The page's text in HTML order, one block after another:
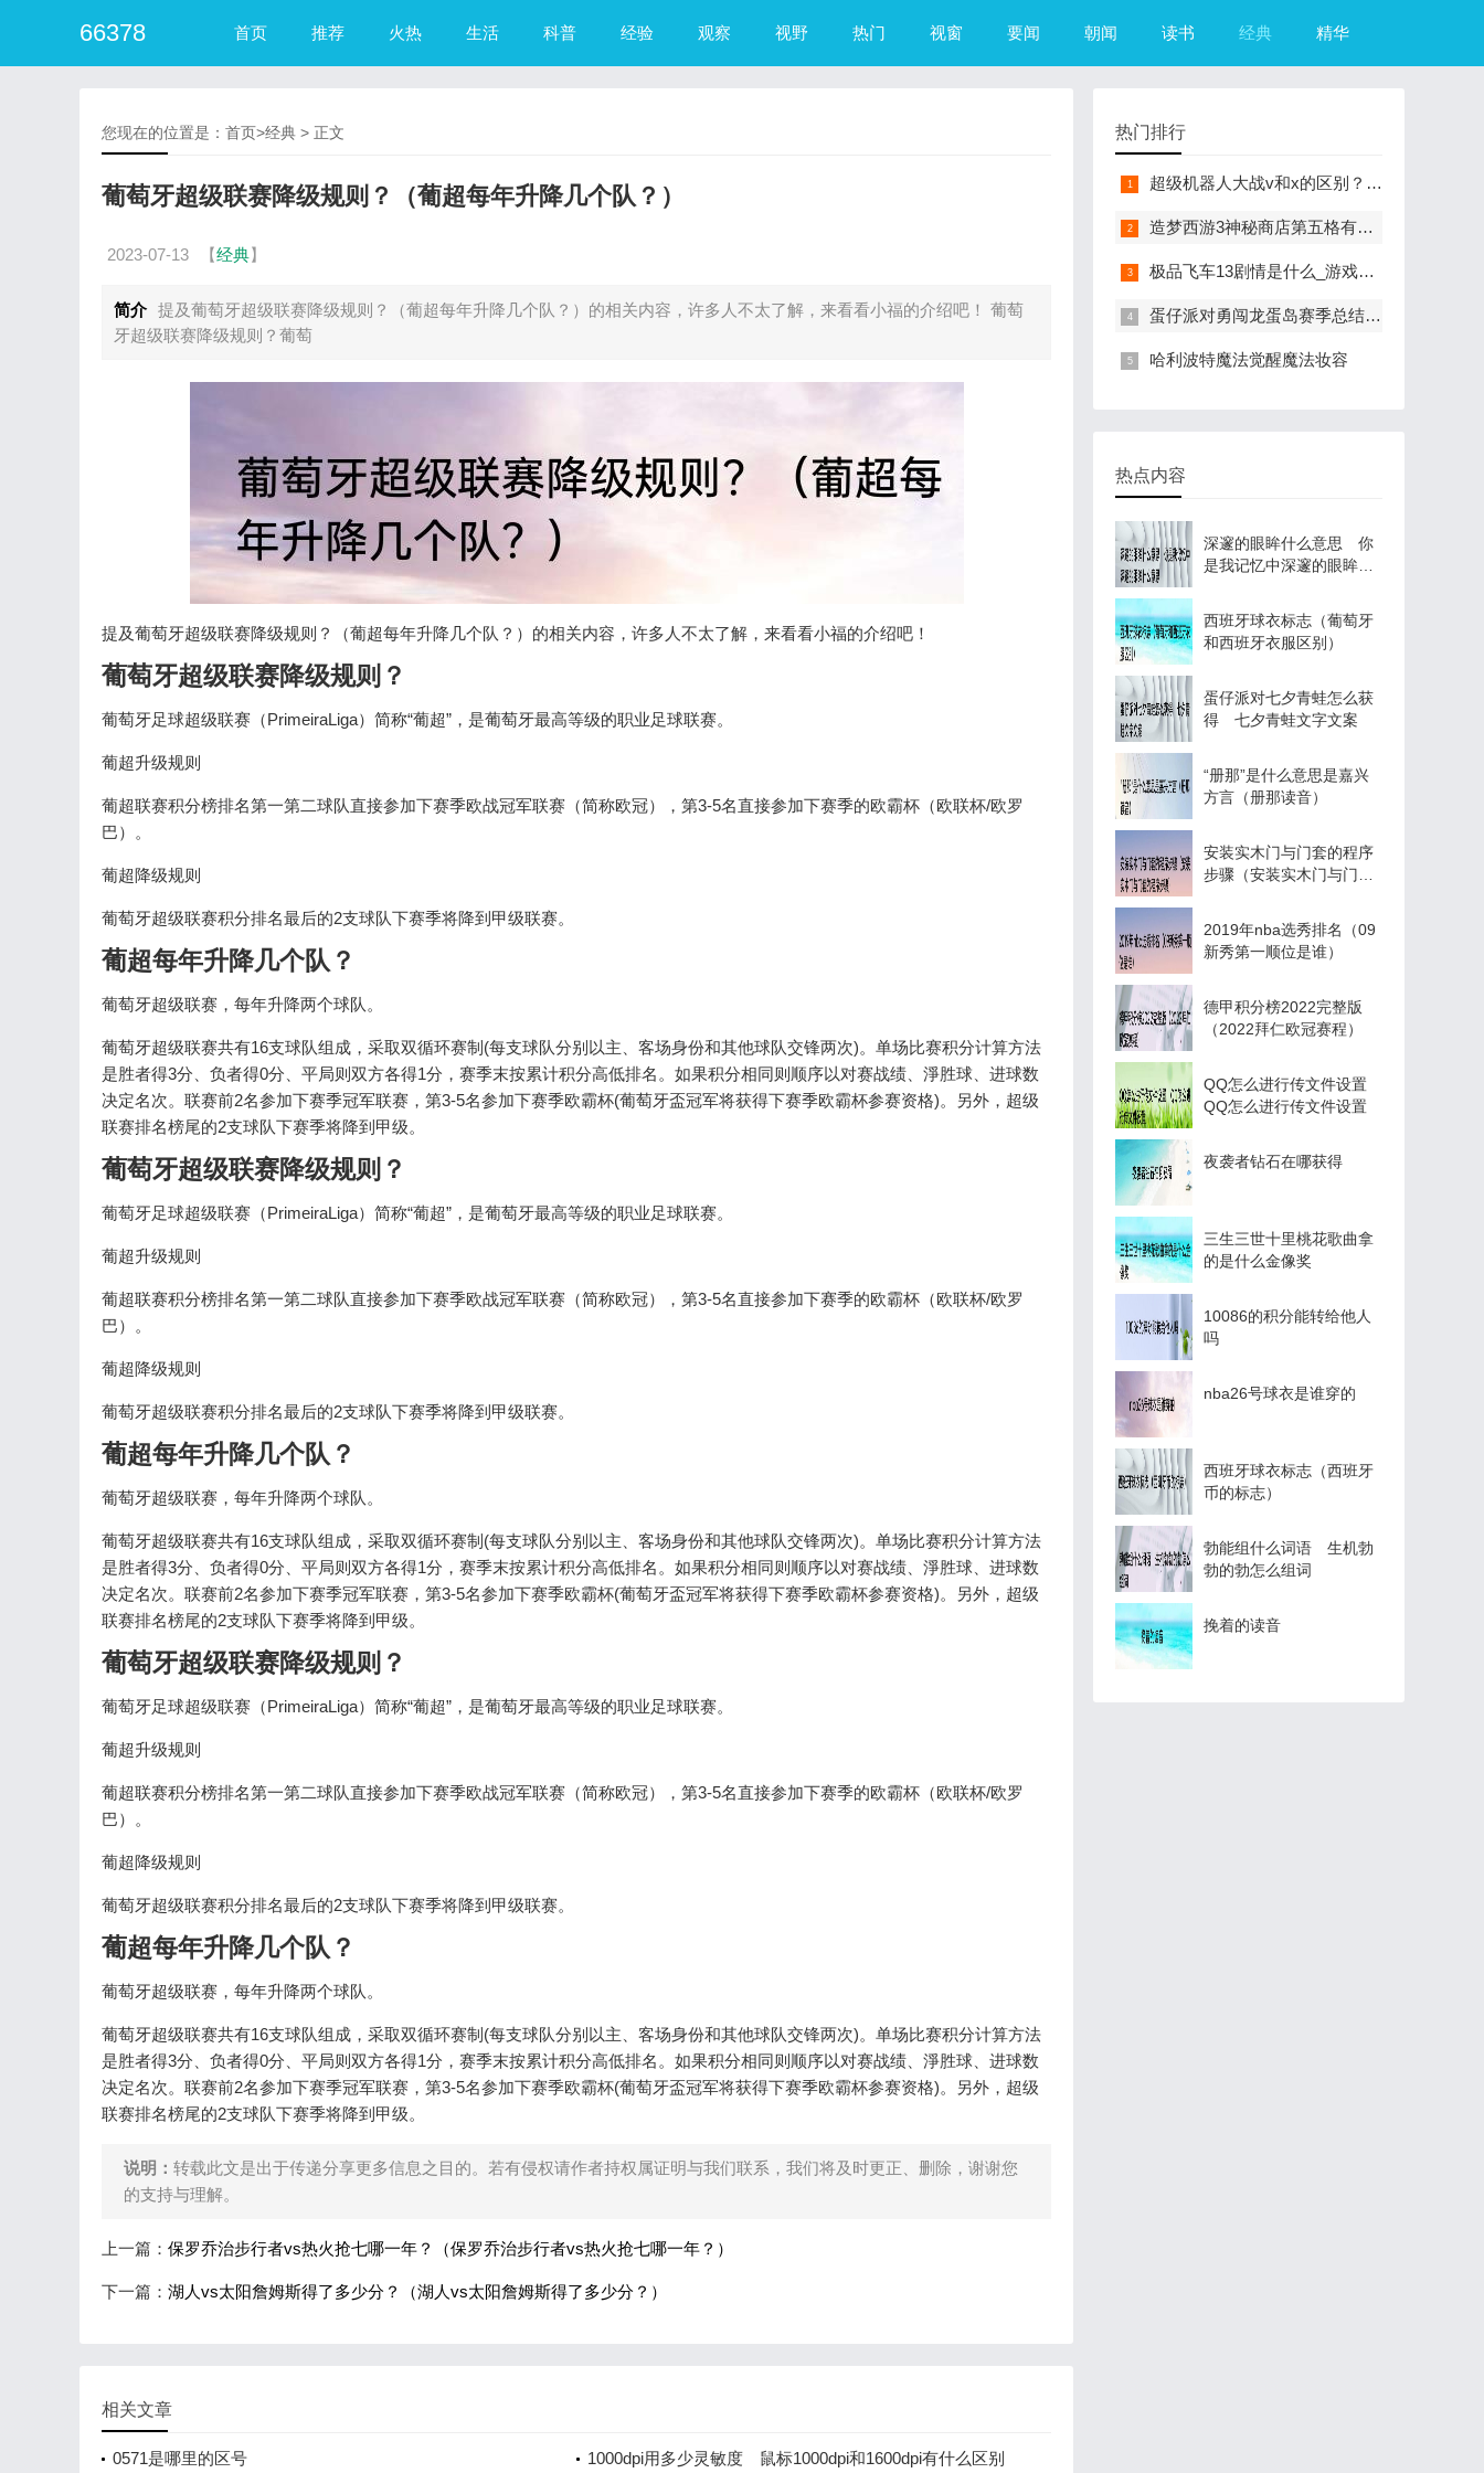
66378 首页 推荐 火热 生活 科普 经验 观察 视野 热门 视窗 要闻 朝闻 读书 经典 精华
您现在的位置是： 首页>经典 > 正文
葡萄牙超级联赛降级规则？（葡超每年升降几个队？）
2023-07-13 【经典】
简介 提及葡萄牙超级联赛降级规则？（葡超每年升降几个队？）的相关内容，许多人不太了解，来看看小福的介绍吧！ 葡萄
牙超级联赛降级规则？葡萄
提及葡萄牙超级联赛降级规则？（葡超每年升降几个队？）的相关内容，许多人不太了解，来看看小福的介绍吧！
葡萄牙超级联赛降级规则？
葡萄牙足球超级联赛（PrimeiraLiga）简称“葡超”，是葡萄牙最高等级的职业足球联赛。
葡超升级规则
葡超联赛积分榜排名第一第二球队直接参加下赛季欧战冠军联赛（简称欧冠），第3-5名直接参加下赛季的欧霸杯（欧联杯/欧罗
巴）。
葡超降级规则
葡萄牙超级联赛积分排名最后的2支球队下赛季将降到甲级联赛。
葡超每年升降几个队？
葡萄牙超级联赛，每年升降两个球队。
葡萄牙超级联赛共有16支球队组成，采取双循环赛制(每支球队分别以主、客场身份和其他球队交锋两次)。单场比赛积分计算方法
是胜者得3分、负者得0分、平局则双方各得1分，赛季末按累计积分高低排名。如果积分相同则顺序以对赛战绩、淨胜球、进球数
决定名次。联赛前2名参加下赛季冠军联赛，第3-5名参加下赛季欧霸杯(葡萄牙盃冠军将获得下赛季欧霸杯参赛资格)。另外，超级
联赛排名榜尾的2支球队下赛季将降到甲级。
葡萄牙超级联赛降级规则？
葡萄牙足球超级联赛（PrimeiraLiga）简称“葡超”，是葡萄牙最高等级的职业足球联赛。
葡超升级规则
葡超联赛积分榜排名第一第二球队直接参加下赛季欧战冠军联赛（简称欧冠），第3-5名直接参加下赛季的欧霸杯（欧联杯/欧罗
巴）。
葡超降级规则
葡萄牙超级联赛积分排名最后的2支球队下赛季将降到甲级联赛。
葡超每年升降几个队？
葡萄牙超级联赛，每年升降两个球队。
葡萄牙超级联赛共有16支球队组成，采取双循环赛制(每支球队分别以主、客场身份和其他球队交锋两次)。单场比赛积分计算方法
是胜者得3分、负者得0分、平局则双方各得1分，赛季末按累计积分高低排名。如果积分相同则顺序以对赛战绩、淨胜球、进球数
决定名次。联赛前2名参加下赛季冠军联赛，第3-5名参加下赛季欧霸杯(葡萄牙盃冠军将获得下赛季欧霸杯参赛资格)。另外，超级
联赛排名榜尾的2支球队下赛季将降到甲级。
葡萄牙超级联赛降级规则？
葡萄牙足球超级联赛（PrimeiraLiga）简称“葡超”，是葡萄牙最高等级的职业足球联赛。
葡超升级规则
葡超联赛积分榜排名第一第二球队直接参加下赛季欧战冠军联赛（简称欧冠），第3-5名直接参加下赛季的欧霸杯（欧联杯/欧罗
巴）。
葡超降级规则
葡萄牙超级联赛积分排名最后的2支球队下赛季将降到甲级联赛。
葡超每年升降几个队？
葡萄牙超级联赛，每年升降两个球队。
葡萄牙超级联赛共有16支球队组成，采取双循环赛制(每支球队分别以主、客场身份和其他球队交锋两次)。单场比赛积分计算方法
是胜者得3分、负者得0分、平局则双方各得1分，赛季末按累计积分高低排名。如果积分相同则顺序以对赛战绩、淨胜球、进球数
决定名次。联赛前2名参加下赛季冠军联赛，第3-5名参加下赛季欧霸杯(葡萄牙盃冠军将获得下赛季欧霸杯参赛资格)。另外，超级
联赛排名榜尾的2支球队下赛季将降到甲级。
说明： 转载此文是出于传递分享更多信息之目的。若有侵权请作者持权属证明与我们联系，我们将及时更正、删除，谢谢您
的支持与理解。
上一篇： 保罗乔治步行者vs热火抢七哪一年？（保罗乔治步行者vs热火抢七哪一年？）
下一篇： 湖人vs太阳詹姆斯得了多少分？（湖人vs太阳詹姆斯得了多少分？）
相关文章
0571是哪里的区号 1000dpi用多少灵敏度 鼠标1000dpi和1600dpi有什么区别
热门排行
超级机器人大战v和x的区别？（超级机器人大战R）
造梦西游3神秘商店第五格有什么？（造梦西游3摇光石）
极品飞车13剧情是什么_游戏？（极品飞车13中文版）
蛋仔派对勇闯龙蛋岛赛季总结来咯
哈利波特魔法觉醒魔法妆容
热点内容
深邃的眼眸什么意思 你
是我记忆中深邃的眼眸什
西班牙球衣标志（葡萄牙
和西班牙衣服区别）
蛋仔派对七夕青蛙怎么获
得 七夕青蛙文字文案
“册那”是什么意思是嘉兴
方言（册那读音）
安装实木门与门套的程序
步骤（安装实木门与门套
2019年nba选秀排名（09
新秀第一顺位是谁）
德甲积分榜2022完整版
（2022拜仁欧冠赛程）
QQ怎么进行传文件设置
QQ怎么进行传文件设置
夜袭者钻石在哪获得
三生三世十里桃花歌曲拿
的是什么金像奖
10086的积分能转给他人
吗
nba26号球衣是谁穿的
西班牙球衣标志（西班牙
币的标志）
勃能组什么词语 生机勃
勃的勃怎么组词
挽着的读音